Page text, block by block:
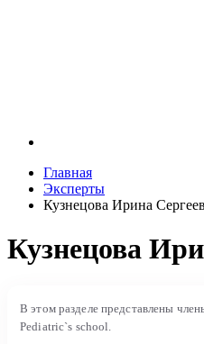
Главная
Эксперты
Кузнецова Ирина
Кузнецова
В этом разделе представлены
Pediatric`s school.